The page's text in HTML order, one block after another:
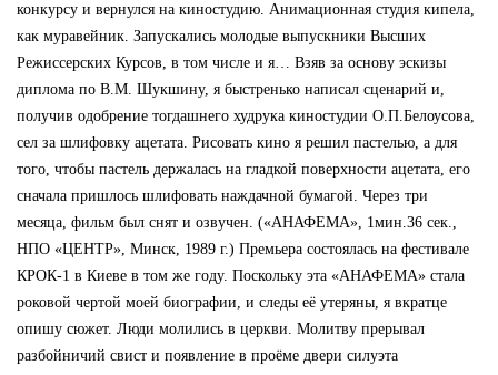
конкурсу и вернулся на киностудию. Анимационная студия кипела,
как муравейник. Запускались молодые выпускники Высших
Режиссерских Курсов, в том числе и я… Взяв за основу эскизы
диплома по В.М. Шукшину, я быстренько написал сценарий и,
получив одобрение тогдашнего худрука киностудии О.П.Белоусова,
сел за шлифовку ацетата. Рисовать кино я решил пастелью, а для
того, чтобы пастель держалась на гладкой поверхности ацетата, его
сначала пришлось шлифовать наждачной бумагой. Через три
месяца, фильм был снят и озвучен. («АНАФЕМА», 1мин.36 сек.,
НПО «ЦЕНТР», Минск, 1989 г.) Премьера состоялась на фестивале
КРОК-1 в Киеве в том же году. Поскольку эта «АНАФЕМА» стала
роковой чертой моей биографии, и следы её утеряны, я вкратце
опишу сюжет. Люди молились в церкви. Молитву прерывал
разбойничий свист и появление в проёме двери силуэта